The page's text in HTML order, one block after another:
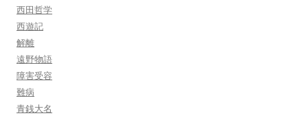
西田哲学
西遊記
解離
遠野物語
障害受容
難病
青銭大名